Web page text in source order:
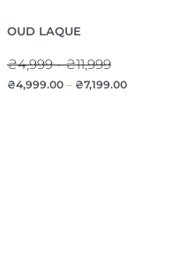
OUD LAQUE
₴4,999 - ₴11,999
₴4,999.00– ₴7,199.00